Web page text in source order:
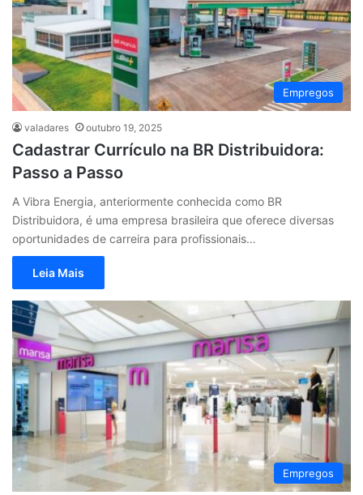
Empregos
valadares outubro 19, 2025
Cadastrar Currículo na BR Distribuidora:
Passo a Passo
A Vibra Energia, anteriormente conhecida como BR
Distribuidora, é uma empresa brasileira que oferece diversas
oportunidades de carreira para profissionais…
Leia Mais
Empregos